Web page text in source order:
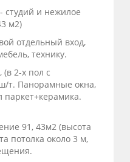
студий и нежилое
м2)
отдельный вход,
технику.
2-х пол с
т. Панорамные окна,
91, 43м2 (высота
потолка около 3 м,